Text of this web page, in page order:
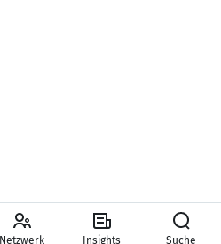
Netzwerk Insights Suche